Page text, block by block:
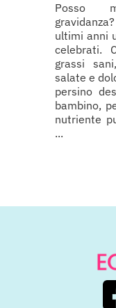
Posso
ultimi anni
celebrati.
grassi
salate e
persino
bambino,
nutriente
...